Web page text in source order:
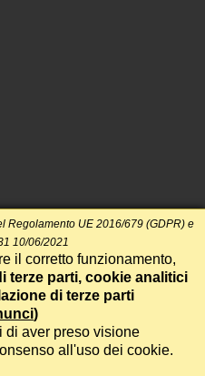
P.IVA 14478081004 • Testata
di Roma del 14/12/2017
Regolamento UE 2016/679 (GDPR) e
10/06/2021
il corretto funzionamento,
terze parti, cookie analitici
di terze parti
)
di aver preso visione
all'uso dei cookie.